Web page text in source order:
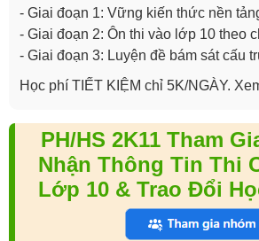
- Giai đoạn 1: Vững kiến thức nền
- Giai đoạn 2: Ôn thi vào lớp 10 theo
- Giai đoạn 3: Luyện đề bám sát cấu
Học phí TIẾT KIỆM chỉ 5K/NGÀY.
PH/HS 2K11 Tham
Nhận Thông Tin Thi
Lớp 10 & Trao Đổi